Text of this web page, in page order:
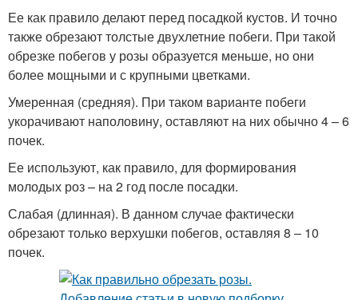
Ее как правило делают перед посадкой кустов. И точно
также обрезают толстые двухлетние побеги. При такой
обрезке побегов у розы образуется меньше, но они
более мощными и с крупными цветками.
Умеренная (средняя). При таком варианте побеги
укорачивают наполовину, оставляют на них обычно 4 – 6
почек.
Ее используют, как правило, для формирования
молодых роз – на 2 год после посадки.
Слабая (длинная). В данном случае фактически
обрезают только верхушки побегов, оставляя 8 – 10
почек.